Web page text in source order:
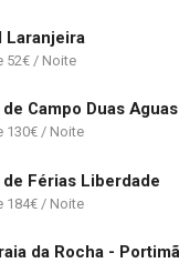
Laranjeira
52€
de Campo Duas
130€
de Férias Liberdade
184€
da Rocha -